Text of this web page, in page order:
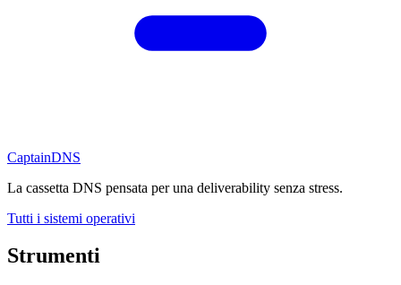
CaptainDNS
La cassetta DNS pensata per una deliverability senza stress.
Tutti i sistemi operativi
Strumenti